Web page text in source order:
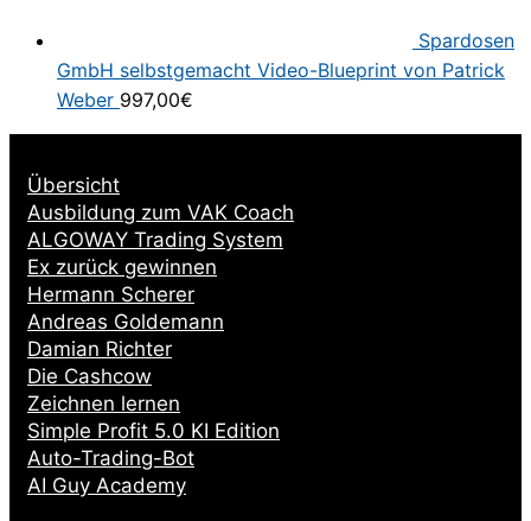
Spardosen
GmbH selbstgemacht Video-Blueprint von Patrick
Weber 997,00€
Übersicht
Ausbildung zum VAK Coach
ALGOWAY Trading System
Ex zurück gewinnen
Hermann Scherer
Andreas Goldemann
Damian Richter
Die Cashcow
Zeichnen lernen
Simple Profit 5.0 KI Edition
Auto-Trading-Bot
AI Guy Academy